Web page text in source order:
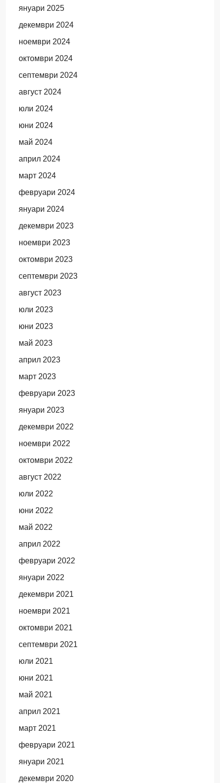
януари 2025
декември 2024
ноември 2024
октомври 2024
септември 2024
август 2024
юли 2024
юни 2024
май 2024
април 2024
март 2024
февруари 2024
януари 2024
декември 2023
ноември 2023
октомври 2023
септември 2023
август 2023
юли 2023
юни 2023
май 2023
април 2023
март 2023
февруари 2023
януари 2023
декември 2022
ноември 2022
октомври 2022
август 2022
юли 2022
юни 2022
май 2022
април 2022
февруари 2022
януари 2022
декември 2021
ноември 2021
октомври 2021
септември 2021
юли 2021
юни 2021
май 2021
април 2021
март 2021
февруари 2021
януари 2021
декември 2020